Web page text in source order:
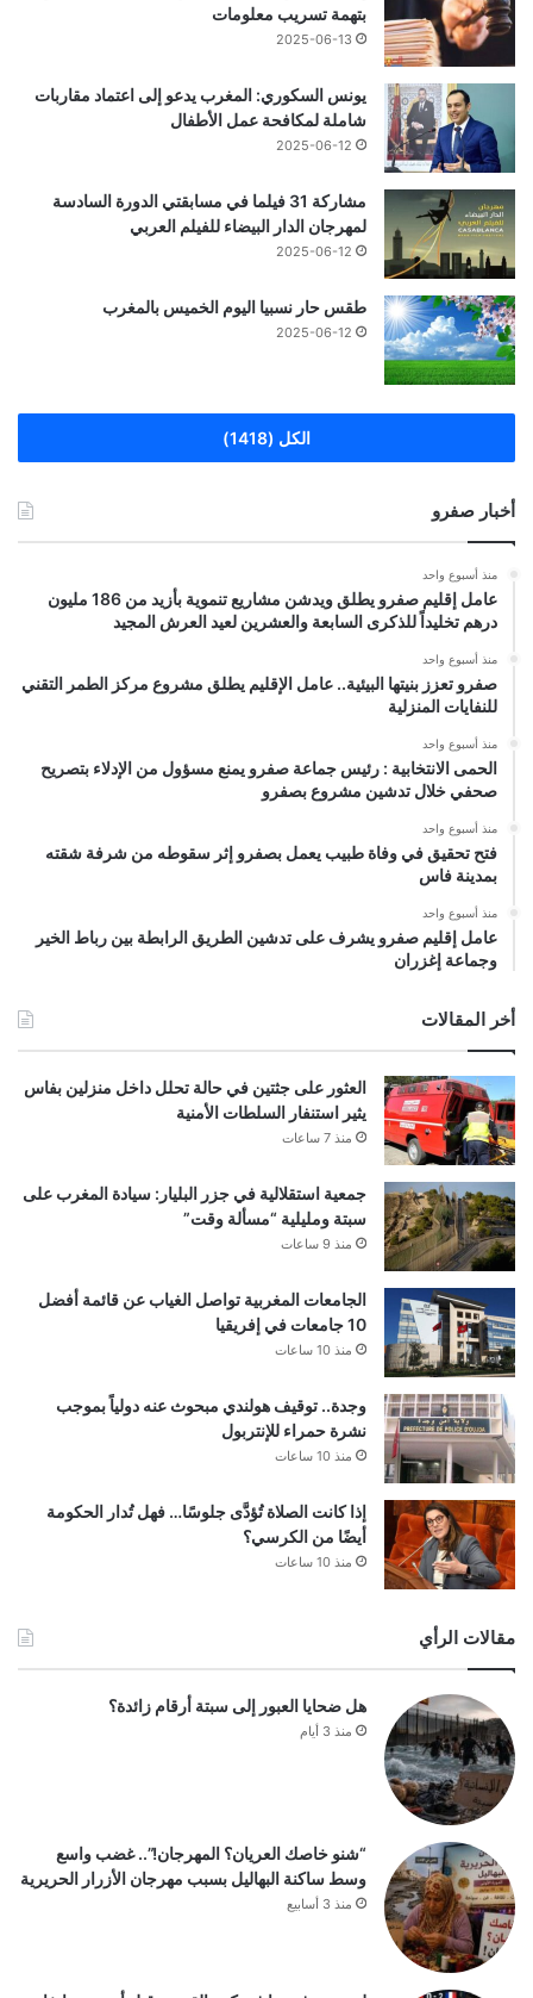
بتهمة تسريب معلومات
2025-06-13
يونس السكوري: المغرب يدعو إلى اعتماد مقاربات
شاملة لمكافحة عمل الأطفال
2025-06-12
مشاركة 31 فيلما في مسابقتي الدورة السادسة
لمهرجان الدار البيضاء للفيلم العربي
2025-06-12
طقس حار نسبيا اليوم الخميس بالمغرب
2025-06-12
الكل (1418)
أخبار صفرو
منذ أسبوع واحد
عامل إقليم صفرو يطلق ويدشن مشاريع تنموية بأزيد من 186 مليون
درهم تخليداً للذكرى السابعة والعشرين لعيد العرش المجيد
منذ أسبوع واحد
صفرو تعزز بنيتها البيئية.. عامل الإقليم يطلق مشروع مركز الطمر التقني
للنفايات المنزلية
منذ أسبوع واحد
الحمى الانتخابية : رئيس جماعة صفرو يمنع مسؤول من الإدلاء بتصريح
صحفي خلال تدشين مشروع بصفرو
منذ أسبوع واحد
فتح تحقيق في وفاة طبيب يعمل بصفرو إثر سقوطه من شرفة شقته
بمدينة فاس
منذ أسبوع واحد
عامل إقليم صفرو يشرف على تدشين الطريق الرابطة بين رباط الخير
وجماعة إغزران
أخر المقالات
العثور على جثتين في حالة تحلل داخل منزلين بفاس
يثير استنفار السلطات الأمنية
منذ 7 ساعات
جمعية استقلالية في جزر البليار: سيادة المغرب على
سبتة ومليلية “مسألة وقت”
منذ 9 ساعات
الجامعات المغربية تواصل الغياب عن قائمة أفضل
10 جامعات في إفريقيا
منذ 10 ساعات
وجدة.. توقيف هولندي مبحوث عنه دولياً بموجب
نشرة حمراء للإنتربول
منذ 10 ساعات
إذا كانت الصلاة تُؤدَّى جلوسًا… فهل تُدار الحكومة
أيضًا من الكرسي؟
منذ 10 ساعات
مقالات الرأي
هل ضحايا العبور إلى سبتة أرقام زائدة؟
منذ 3 أيام
“شنو خاصك العريان؟ المهرجان!”.. غضب واسع
وسط ساكنة البهاليل بسبب مهرجان الأزرار الحريرية
منذ 3 أسابيع